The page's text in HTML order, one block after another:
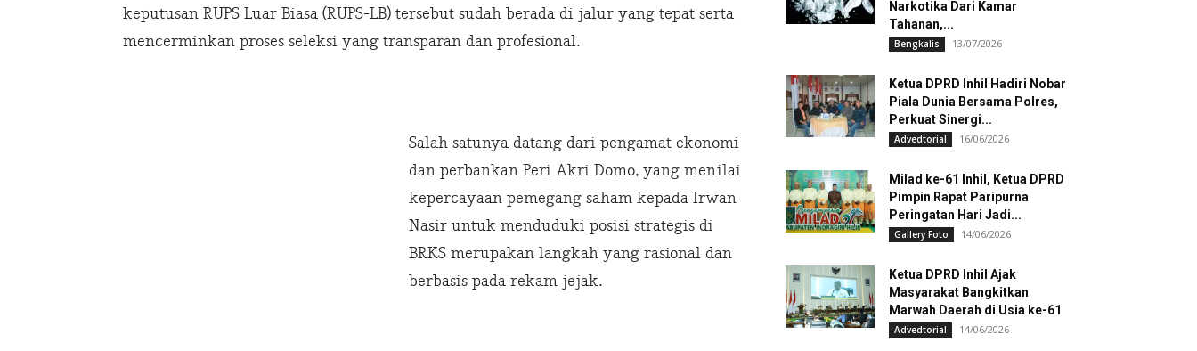
keputusan RUPS Luar Biasa (RUPS-LB) tersebut sudah berada di jalur yang tepat serta
mencerminkan proses seleksi yang transparan dan profesional.
Salah satunya datang dari pengamat ekonomi
dan perbankan Peri Akri Domo, yang menilai
kepercayaan pemegang saham kepada Irwan
Nasir untuk menduduki posisi strategis di
BRKS merupakan langkah yang rasional dan
berbasis pada rekam jejak.
Narkotika Dari Kamar
Tahanan,...
Bengkalis 13/07/2026
Ketua DPRD Inhil Hadiri Nobar
Piala Dunia Bersama Polres,
Perkuat Sinergi...
Advedtorial 16/06/2026
Milad ke-61 Inhil, Ketua DPRD
Pimpin Rapat Paripurna
Peringatan Hari Jadi...
Gallery Foto 14/06/2026
Ketua DPRD Inhil Ajak
Masyarakat Bangkitkan
Marwah Daerah di Usia ke-61
Advedtorial 14/06/2026